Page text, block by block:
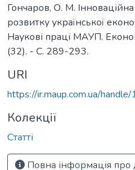
Гончаров, О. М. Інноваційна
розвитку української
Наукові праці МАУП.
(32). - С. 289-293.
URI
https://ir.maup.com.ua/
Колекції
Статті
Повна інформація про